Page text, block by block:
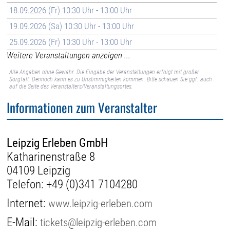
18.09.2026 (Fr) 10:30 Uhr - 13:00 Uhr
19.09.2026 (Sa) 10:30 Uhr - 13:00 Uhr
25.09.2026 (Fr) 10:30 Uhr - 13:00 Uhr
Weitere Veranstaltungen anzeigen ...
Alle Angaben ohne Gewähr. Die Eingabe der Veranstaltungen erfolgt mit großer
Sorgfalt. Dennoch kann es zu Unstimmigkeiten kommen. Bitte schauen Sie ggf. auch
auf die Seite des Veranstalters/Veranstaltungsortes.
Informationen zum Veranstalter
Leipzig Erleben GmbH
Katharinenstraße 8
04109 Leipzig
Telefon: +49 (0)341 7104280
Internet:www.leipzig-erleben.com
E-Mail:tickets@leipzig-erleben.com